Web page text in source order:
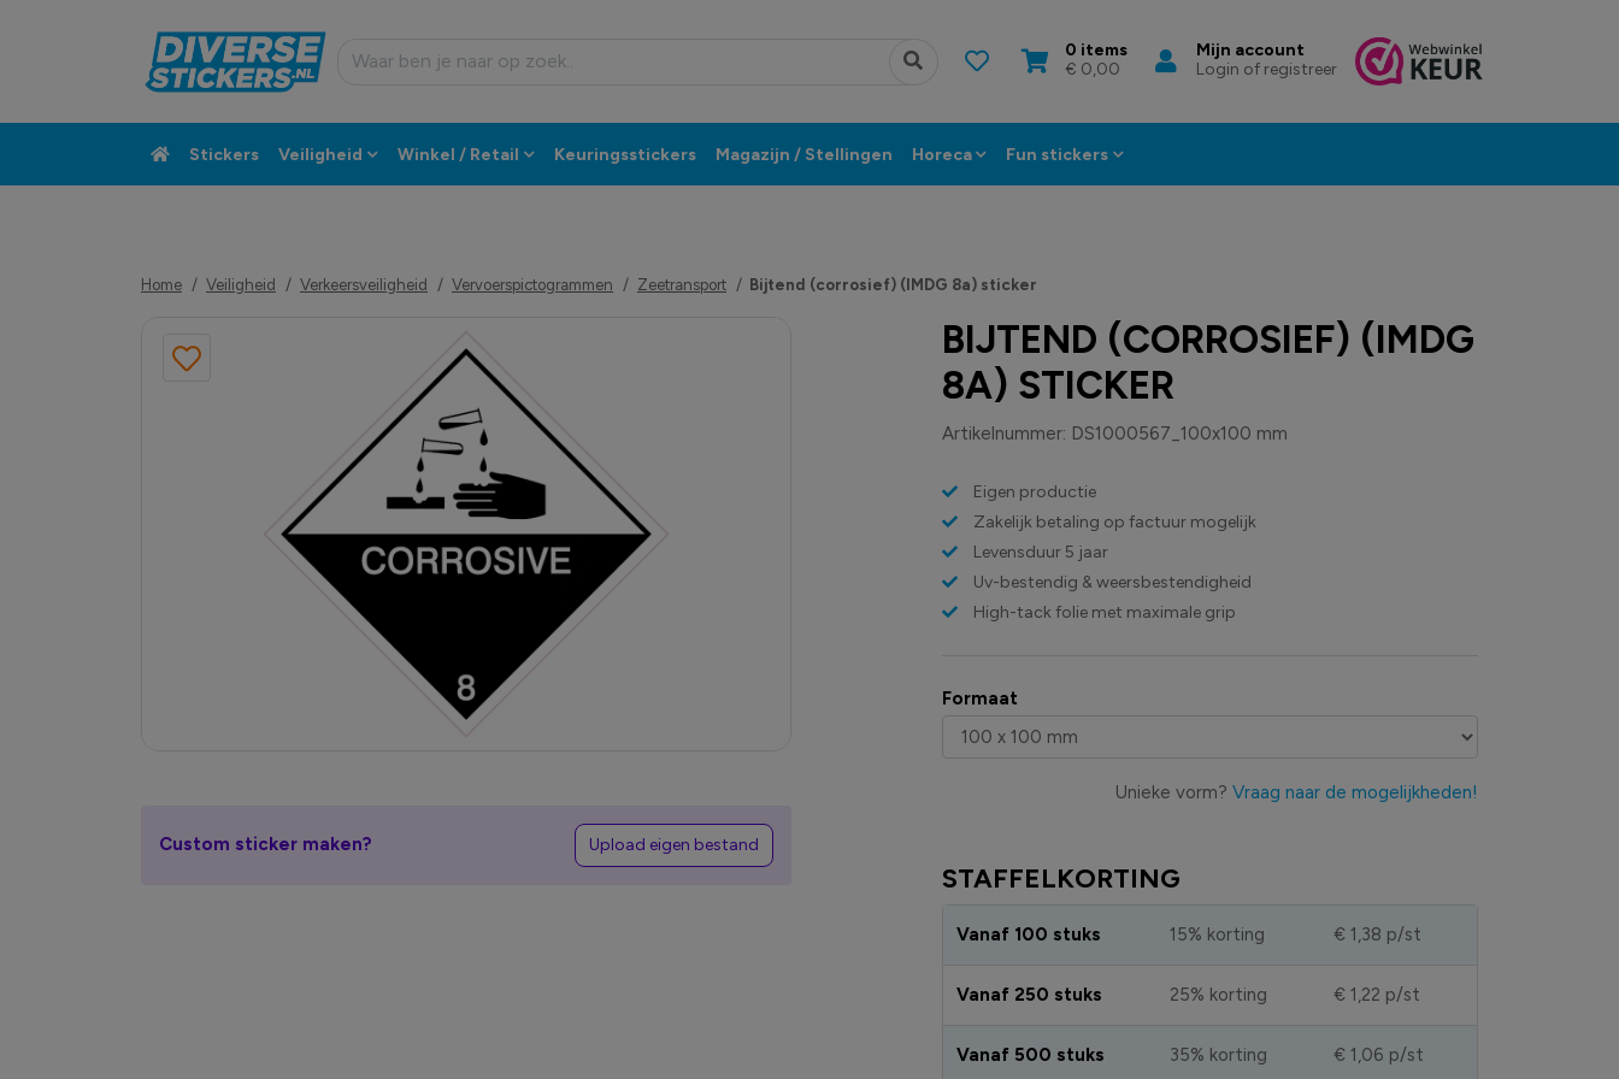
0 items
€ 0,00
Mijn account
Login of registreer
Stickers Veiligheid Winkel / Retail Keuringsstickers Magazijn / Stellingen Horeca Fun stickers
Home Veiligheid Verkeersveiligheid Vervoerspictogrammen Zeetransport Bijtend (corrosief) (IMDG 8a) sticker
BIJTEND (CORROSIEF) (IMDG
8A) STICKER
Artikelnummer: DS1000567_100x100 mm
Eigen productie
Zakelijk betaling op factuur mogelijk
Levensduur 5 jaar
Uv-bestendig & weersbestendigheid
High-tack folie met maximale grip
Formaat
Unieke vorm? Vraag naar de mogelijkheden!
STAFFELKORTING
Vanaf 100 stuks 15% korting € 1,38 p/st
Vanaf 250 stuks 25% korting € 1,22 p/st
Vanaf 500 stuks 35% korting € 1,06 p/st
Custom sticker maken? Upload eigen bestand